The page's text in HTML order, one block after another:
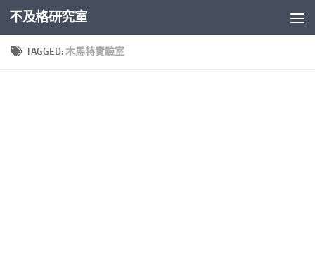
Skip to content
不及格研究室
TAGGED:木馬特實驗室